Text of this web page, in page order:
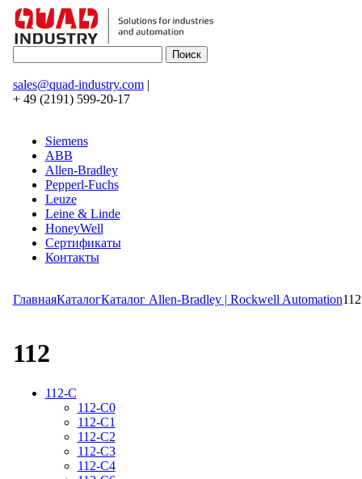
sales@quad-industry.com|
+ 49 (2191) 599-20-17
Siemens
ABB
Allen-Bradley
Pepperl-Fuchs
Leuze
Leine & Linde
HoneyWell
Сертификаты
Контакты
ГлавнаяКаталогКаталог Allen-Bradley | Rockwell Automation112
112
112-C
112-C0
112-C1
112-C2
112-C3
112-C4